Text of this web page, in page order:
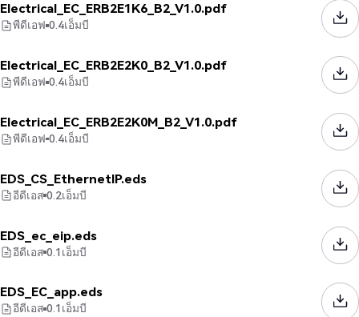
Electrical_EC_ERB2E1K6_B2_V1.0.pdf
พีดีเอฟ 0.4เอ็มบี
Electrical_EC_ERB2E2K0_B2_V1.0.pdf
พีดีเอฟ 0.4เอ็มบี
Electrical_EC_ERB2E2K0M_B2_V1.0.pdf
พีดีเอฟ 0.4เอ็มบี
EDS_CS_EthernetIP.eds
อีดีเอส 0.2เอ็มบี
EDS_ec_eip.eds
อีดีเอส 0.1เอ็มบี
EDS_EC_app.eds
อีดีเอส 0.1เอ็มบี